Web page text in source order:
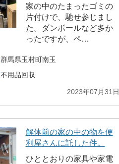
家の中のたまったゴミの
片付けで、馳せ参じまし
た。ダンボールなど多か
ったですが、ペ…
群馬県玉村町南玉
不用品回収
2023年07月31日
解体前の家の中の物を便
利屋さんに託した件。
ひととおりの家具や家電